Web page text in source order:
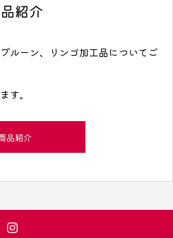
紹介
ルーン、リンゴ加工品についてご
す。
品紹介